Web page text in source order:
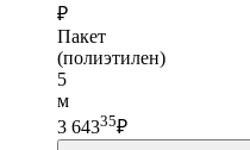
₽
Пакет
(полиэтилен)
5
м
3 64335₽